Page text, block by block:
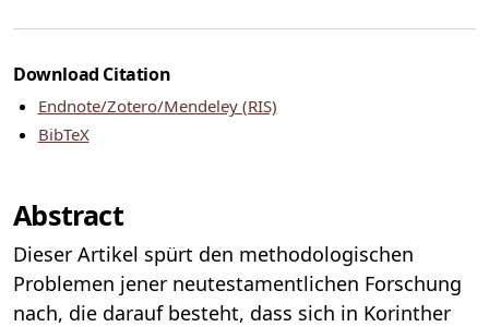
Download Citation
Endnote/Zotero/Mendeley (RIS)
BibTeX
Abstract
Dieser Artikel spürt den methodologischen
Problemen jener neutestamentlichen Forschung
nach, die darauf besteht, dass sich in Korinther